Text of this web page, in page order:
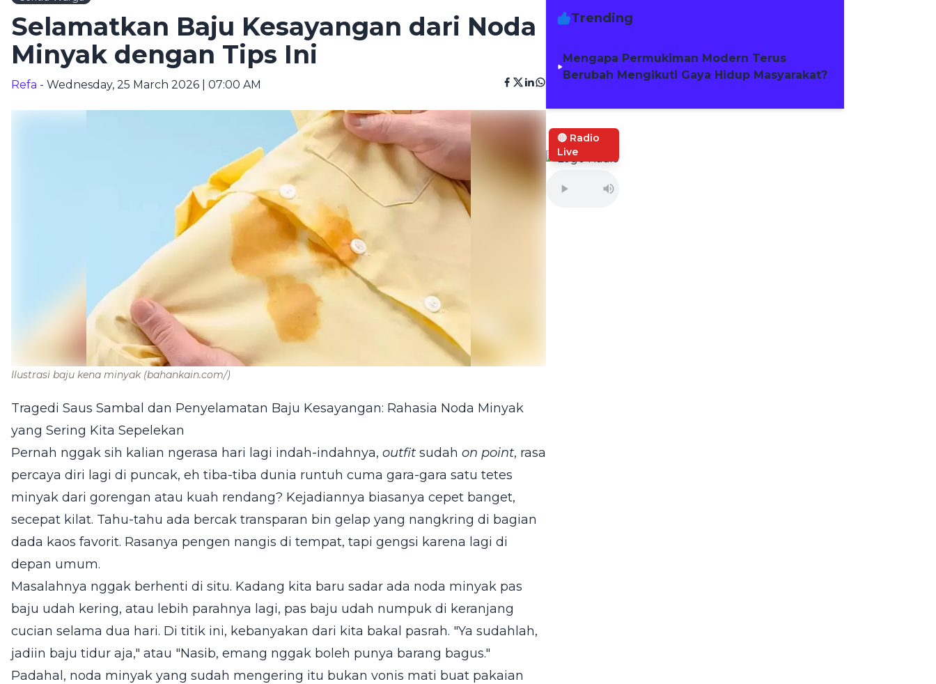
Selamatkan Baju Kesayangan dari Noda
Minyak dengan Tips Ini
Refa - Wednesday, 25 March 2026 | 07:00 AM
Ilustrasi baju kena minyak (bahankain.com/)
Tragedi Saus Sambal dan Penyelamatan Baju Kesayangan: Rahasia Noda Minyak
yang Sering Kita Sepelekan
Pernah nggak sih kalian ngerasa hari lagi indah-indahnya, outfit sudah on point, rasa
percaya diri lagi di puncak, eh tiba-tiba dunia runtuh cuma gara-gara satu tetes
minyak dari gorengan atau kuah rendang? Kejadiannya biasanya cepet banget,
secepat kilat. Tahu-tahu ada bercak transparan bin gelap yang nangkring di bagian
dada kaos favorit. Rasanya pengen nangis di tempat, tapi gengsi karena lagi di
depan umum.
Masalahnya nggak berhenti di situ. Kadang kita baru sadar ada noda minyak pas
baju udah kering, atau lebih parahnya lagi, pas baju udah numpuk di keranjang
cucian selama dua hari. Di titik ini, kebanyakan dari kita bakal pasrah. "Ya sudahlah,
jadiin baju tidur aja," atau "Nasib, emang nggak boleh punya barang bagus."
Padahal, noda minyak yang sudah mengering itu bukan vonis mati buat pakaian
Trending
Mengapa Permukiman Modern Terus
Berubah Mengikuti Gaya Hidup Masyarakat?
🔴 Radio
Live